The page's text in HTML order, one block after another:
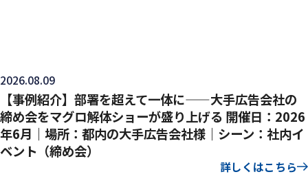
2026.08.09
【事例紹介】部署を超えて一体に——大手広告会社の
締め会をマグロ解体ショーが盛り上げる 開催日：2026
年6月｜場所：都内の大手広告会社様｜シーン：社内イ
ベント（締め会）
詳しくはこちら